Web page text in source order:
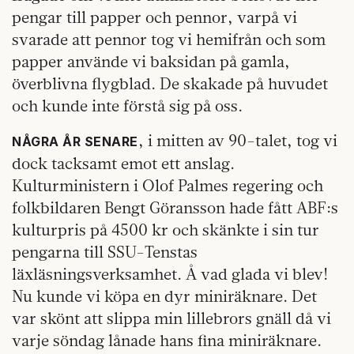
pengar till papper och pennor, varpå vi
svarade att pennor tog vi hemifrån och som
papper använde vi baksidan på gamla,
överblivna flygblad. De skakade på huvudet
och kunde inte förstå sig på oss.
NÅGRA ÅR SENARE , i mitten av 90-talet, tog vi
dock tacksamt emot ett anslag.
Kulturministern i Olof Palmes regering och
folkbildaren Bengt Göransson hade fått ABF:s
kulturpris på 4500 kr och skänkte i sin tur
pengarna till SSU-Tenstas
läxläsningsverksamhet. Å vad glada vi blev!
Nu kunde vi köpa en dyr miniräknare. Det
var skönt att slippa min lillebrors gnäll då vi
varje söndag lånade hans fina miniräknare.